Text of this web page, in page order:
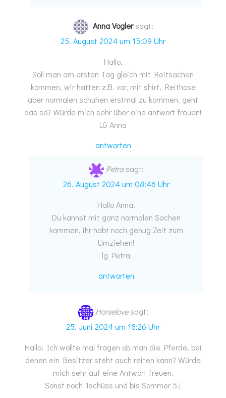
Anna Vogler sagt:
25. August 2024 um 15:09 Uhr
Hallo,
Soll man am ersten Tag gleich mit Reitsachen
kommen, wir hatten z.B. vor, mit shirt, Reithose
aber normalen schuhen erstmal zu kommen, geht
das so? Würde mich sehr über eine antwort freuen!
LG Anna
antworten
Petra sagt:
26. August 2024 um 08:46 Uhr
Hallo Anna,
Du kannst mit ganz normalen Sachen
kommen, ihr habt noch genug Zeit zum
Umziehen!
lg Petra
antworten
Horselove sagt:
25. Juni 2024 um 18:26 Uhr
Hallo! Ich wollte mal fragen ob man die Pferde, bei
denen ein Besitzer steht auch reiten kann? Würde
mich sehr auf eine Antwort freuen.
Sonst noch Tschüss und bis Sommer 5.!